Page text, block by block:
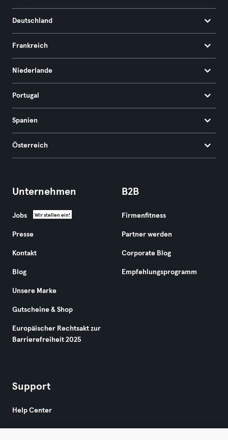
Deutschland
Frankreich
Niederlande
Portugal
Spanien
Österreich
Unternehmen
Jobs Wir stellen ein!
Presse
Kontakt
Blog
Unsere Marke
Gutscheine & Shop
Europäischer Rechtsakt zur
Barrierefreiheit 2025
B2B
Firmenfitness
Partner werden
Corporate Blog
Empfehlungsprogramm
Support
Help Center